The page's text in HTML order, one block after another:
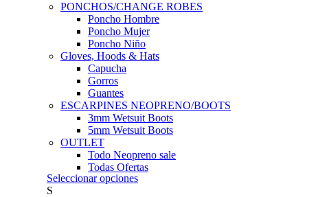
PONCHOS/CHANGE ROBES
Poncho Hombre
Poncho Mujer
Poncho Niño
Gloves, Hoods & Hats
Capucha
Gorros
Guantes
ESCARPINES NEOPRENO/BOOTS
3mm Wetsuit Boots
5mm Wetsuit Boots
OUTLET
Todo Neopreno sale
Todas Ofertas
Seleccionar opcionesEste
S